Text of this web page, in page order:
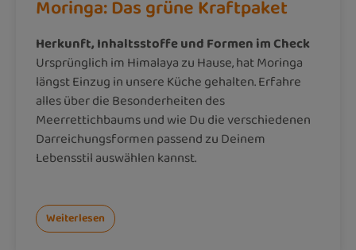
Moringa: Das grüne Kraftpaket
Herkunft, Inhaltsstoffe und Formen im Check
Ursprünglich im Himalaya zu Hause, hat Moringa
längst Einzug in unsere Küche gehalten. Erfahre
alles über die Besonderheiten des
Meerrettichbaums und wie Du die verschiedenen
Darreichungsformen passend zu Deinem
Lebensstil auswählen kannst.
Weiterlesen